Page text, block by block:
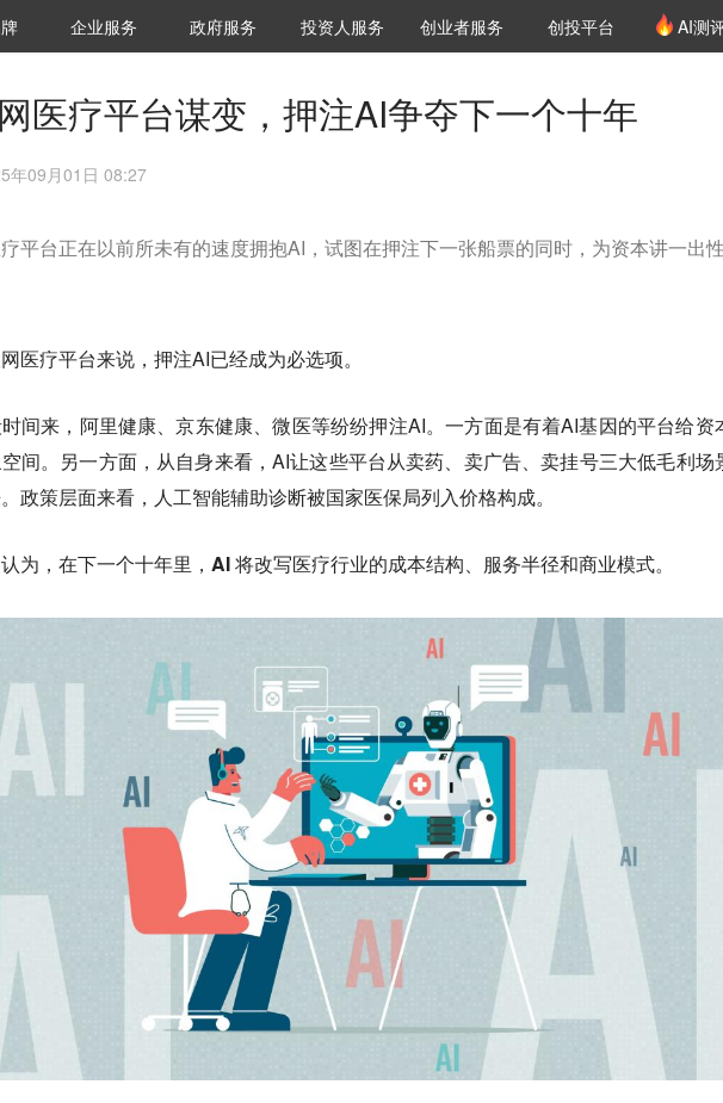
36Kr研究院
企业服务 城市之窗
政府服务 VClub投资机构库
投资机构职位推介
投资人服务 创投氪堂
创业者服务 创投平台 AI测
医疗平台谋变，押注AI争夺下一个十年
年09月01日 08:27
平台正在以前所未有的速度拥抱AI，试图在押注下一张船票的同时，为资本讲一出
医疗平台来说，押注AI已经成为必选项。
间来，阿里健康、京东健康、微医等纷纷押注AI。一方面是有着AI基因的平台给资
间。另一方面，从自身来看，AI让这些平台从卖药、卖广告、卖挂号三大低毛利场
政策层面来看，人工智能辅助诊断被国家医保局列入价格构成。
为，在下一个十年里，AI 将改写医疗行业的成本结构、服务半径和商业模式。